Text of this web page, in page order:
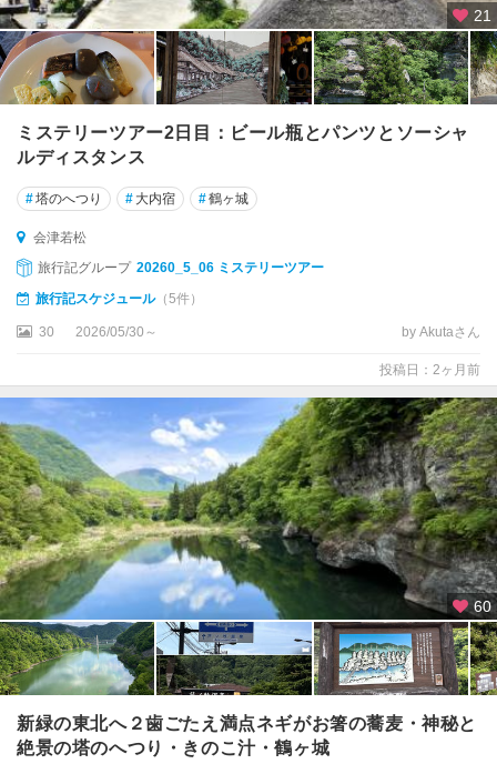
21
ミステリーツアー2日目：ビール瓶とパンツとソーシャ
ルディスタンス
#塔のへつり # 大内宿 #鶴ヶ城
会津若松
旅行記グループ 20260_5_06 ミステリーツアー
旅行記スケジュール（5件）
30 2026/05/30～ by Akutaさん
投稿日：2ヶ月前
60
新緑の東北へ２歯ごたえ満点ネギがお箸の蕎麦・神秘と
絶景の塔のへつり・きのこ汁・鶴ヶ城